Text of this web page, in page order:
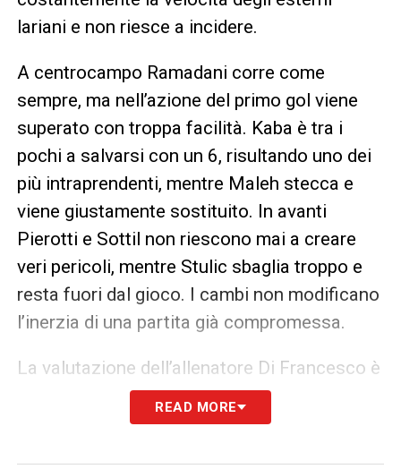
lariani e non riesce a incidere.
A centrocampo Ramadani corre come
sempre, ma nell’azione del primo gol viene
superato con troppa facilità. Kaba è tra i
pochi a salvarsi con un 6, risultando uno dei
più intraprendenti, mentre Maleh stecca e
viene giustamente sostituito. In avanti
Pierotti e Sottil non riescono mai a creare
veri pericoli, mentre Stulic sbaglia troppo e
resta fuori dal gioco. I cambi non modificano
l’inerzia di una partita già compromessa.
La valutazione dell’allenatore Di Francesco è
un 5: l’approccio alla ripresa è positivo, ma
manca il coraggio di intervenire prima con la
READ MORE